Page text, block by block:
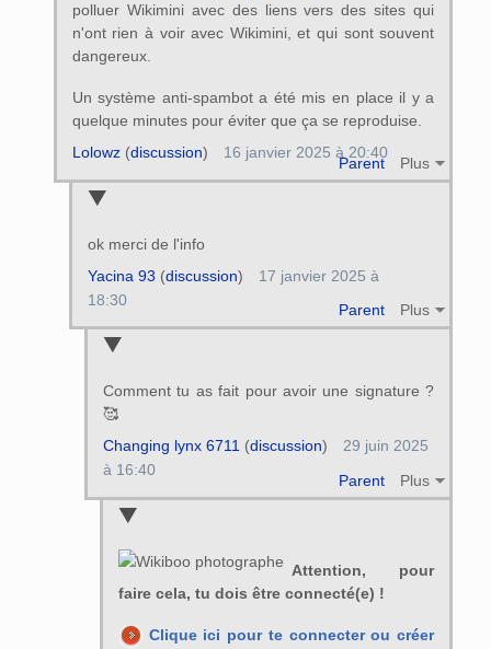
polluer Wikimini avec des liens vers des sites qui
n'ont rien à voir avec Wikimini, et qui sont souvent
dangereux.
Un système anti-spambot a été mis en place il y a
quelque minutes pour éviter que ça se reproduise.
Parent Plus
Lolowz(discussion) 16 janvier 2025 à 20:40
ok merci de l'info
Parent Plus
Yacina 93 (discussion)
17 janvier 2025 à
18:30
Comment tu as fait pour avoir une signature ?
🥰
Parent Plus
Changing lynx 6711 (discussion)
29 juin 2025
à 16:40
Attention, pour
faire cela, tu dois être connecté(e) !
Clique ici pour te connecter ou créer